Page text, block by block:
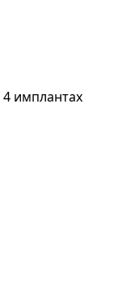
имплантах